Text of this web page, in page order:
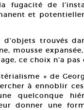
fugacité de
et
trouvés
mousse
ce choix n’a
» de
à ennoblir
quelconque
donner une